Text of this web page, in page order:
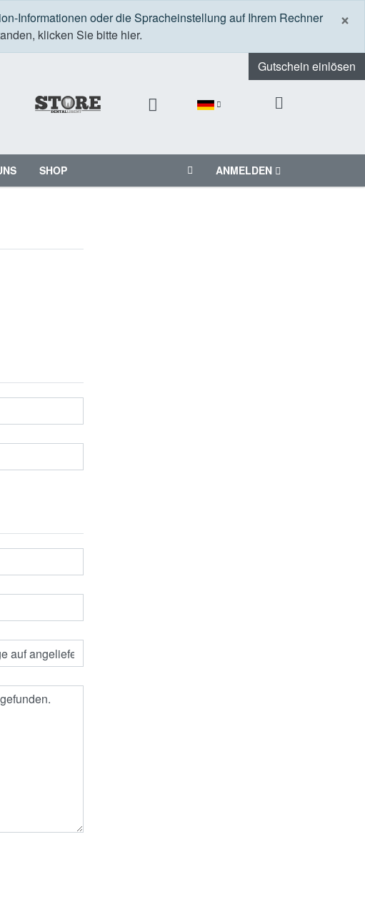
×
Informationen oder die Spracheinstellung auf Ihrem Rechner
klicken Sie bitte hier.
Gutschein einlösen
SHOP ANMELDEN